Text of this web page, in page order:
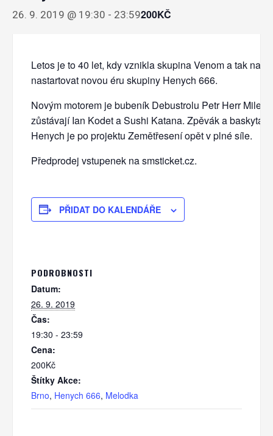
26. 9. 2019 @ 19:30 - 23:59200KČ
Letos je to 40 let, kdy vznikla skupina Venom a tak
nastartovat novou éru skupiny Henych 666.
Novým motorem je bubeník Debustrolu Petr Herr Miler.
zůstávají Ian Kodet a Sushi Katana. Zpěvák a
Henych je po projektu Zemětřesení opět v plné síle.
Předprodej vstupenek na smsticket.cz.
PŘIDAT DO KALENDÁŘE
PODROBNOSTI
Datum:
26. 9. 2019
Čas:
19:30 - 23:59
Cena:
200Kč
Štítky Akce:
Brno, Henych 666, Melodka